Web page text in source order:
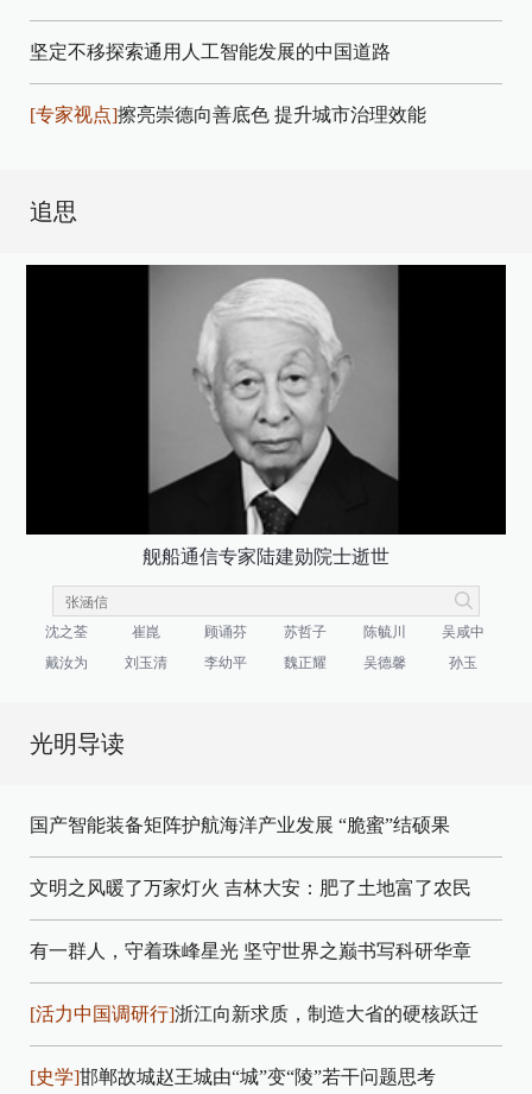
坚定不移探索通用人工智能发展的中国道路
[专家视点]擦亮崇德向善底色 提升城市治理效能
追思
舰船通信专家陆建勋院士逝世
沈之荃 崔崑 顾诵芬 苏哲子 陈毓川
吴咸中
戴汝为
刘玉清 李幼平 魏正耀 吴德馨 孙玉
光明导读
国产智能装备矩阵护航海洋产业发展 “脆蜜”结硕果
文明之风暖了万家灯火 吉林大安：肥了土地富了农民
有一群人，守着珠峰星光 坚守世界之巅书写科研华章
[活力中国调研行]浙江向新求质，制造大省的硬核跃迁
[史学]邯郸故城赵王城由“城”变“陵”若干问题思考